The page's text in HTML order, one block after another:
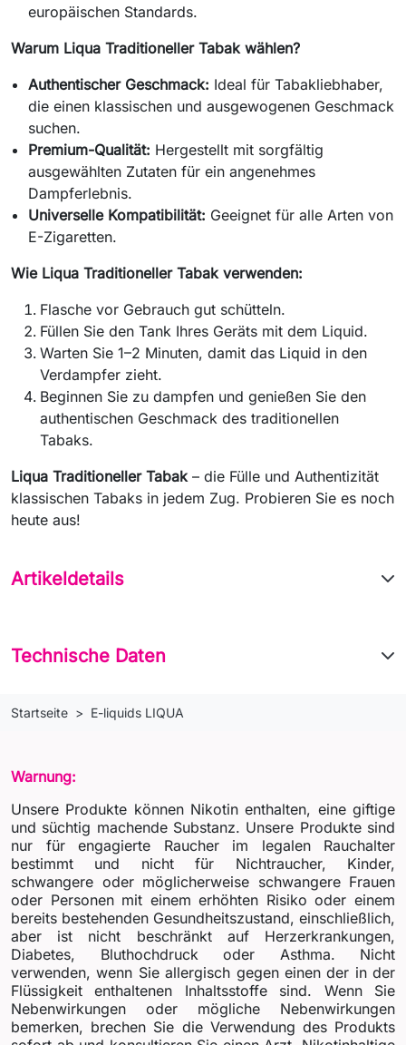
europäischen Standards.
Warum Liqua Traditioneller Tabak wählen?
Authentischer Geschmack: Ideal für Tabakliebhaber,
die einen klassischen und ausgewogenen Geschmack
suchen.
Premium-Qualität: Hergestellt mit sorgfältig
ausgewählten Zutaten für ein angenehmes
Dampferlebnis.
Universelle Kompatibilität: Geeignet für alle Arten von
E-Zigaretten.
Wie Liqua Traditioneller Tabak verwenden:
Flasche vor Gebrauch gut schütteln.
Füllen Sie den Tank Ihres Geräts mit dem Liquid.
Warten Sie 1–2 Minuten, damit das Liquid in den
Verdampfer zieht.
Beginnen Sie zu dampfen und genießen Sie den
authentischen Geschmack des traditionellen
Tabaks.
Liqua Traditioneller Tabak– die Fülle und Authentizität
klassischen Tabaks in jedem Zug. Probieren Sie es noch
heute aus!
Artikeldetails
Technische Daten
Startseite E-liquids LIQUA
Warnung:
Unsere Produkte können Nikotin enthalten, eine giftige
und süchtig machende Substanz. Unsere Produkte sind
nur für engagierte Raucher im legalen Rauchalter
bestimmt und nicht für Nichtraucher, Kinder,
schwangere oder möglicherweise schwangere Frauen
oder Personen mit einem erhöhten Risiko oder einem
bereits bestehenden Gesundheitszustand, einschließlich,
aber ist nicht beschränkt auf Herzerkrankungen,
Diabetes, Bluthochdruck oder Asthma. Nicht
verwenden, wenn Sie allergisch gegen einen der in der
Flüssigkeit enthaltenen Inhaltsstoffe sind. Wenn Sie
Nebenwirkungen oder mögliche Nebenwirkungen
bemerken, brechen Sie die Verwendung des Produkts